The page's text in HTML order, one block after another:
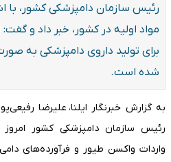
رئیس سازمان دامپزشکی کشور، با
مواد اولیه در کشور، خبر داد و
برای تولید داروی دامپزشکی به
شده است.
به گزارش خبرنگار ایلنا، علیرضا
رئیس سازمان دامپزشکی کشور امروز
واردات واکسن طیور و فرآورده‌های